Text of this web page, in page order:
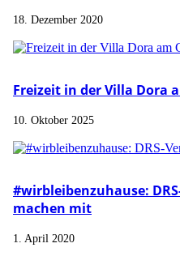
18. Dezember 2020
Freizeit in der Villa Dora
10. Oktober 2025
#wirbleibenzuhause:
machen mit
1. April 2020